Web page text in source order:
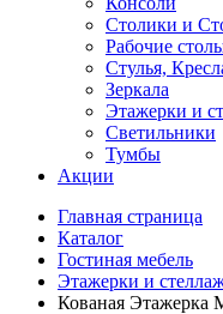
Столики и
Рабочие
Стулья,
Зеркала
Этажерки и
Светильники
Тумбы
Акции
Главная страница
Каталог
Гостиная мебель
Этажерки и
Кованая Этажерка